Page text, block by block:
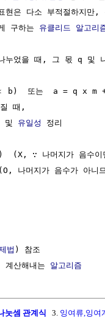
현은 다소 부적절하지만,
구하는 유클리드 알고리
누었을 때, 그 몫 q 및
b)  또는  a = q x m
때,
및 유일성 정리
∵ 나머지가 음수이
나머지가 음수가 아니
법 ) 참조
계산해내는 알고리즘
눗셈 관계식 3. 잉여류,잉여